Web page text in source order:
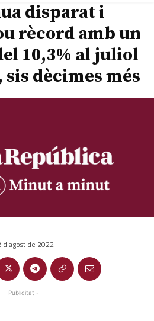
disparat i
rècord amb un
10,3% al juliol
sis dècimes més
d'agost de 2022
- Publicitat -